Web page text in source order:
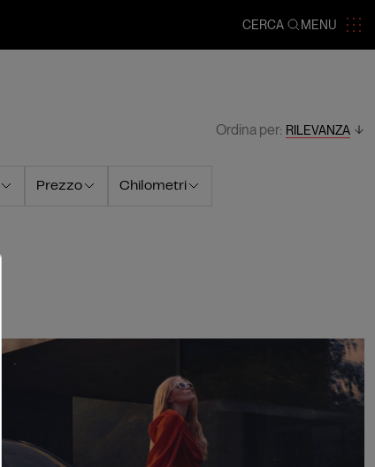
CERCA MENU
Ordina per: RILEVANZA
Prezzo Chilometri